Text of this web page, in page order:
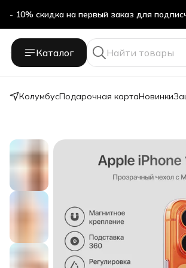
- 10% скидка на первый заказ для
Бесплатная доставка в ПВЗ Яндекс Маркет
Каталог
КолумбусПодарочная картаНовинки